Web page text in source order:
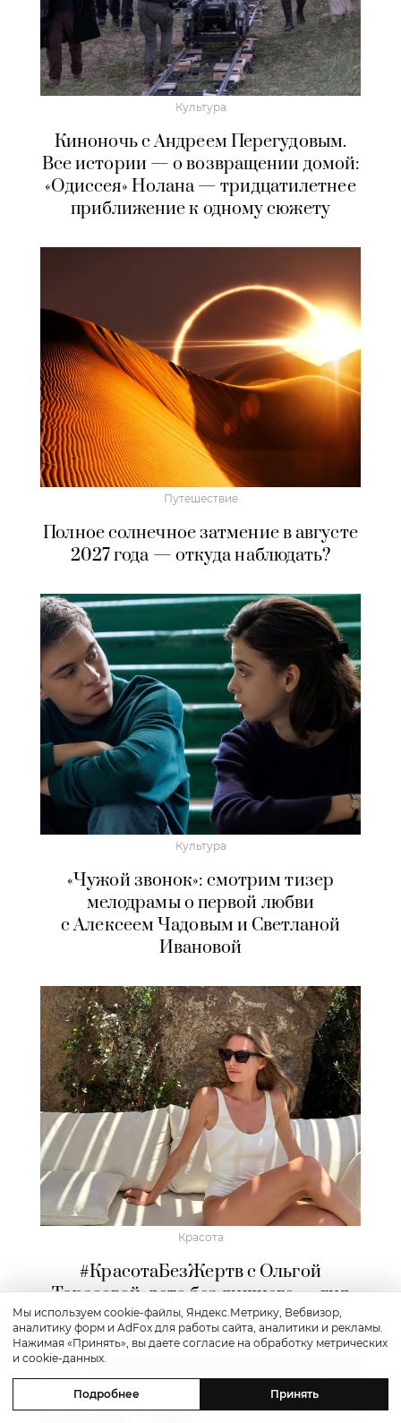
Культура
Киноночь с Андреем Перегудовым.
Все истории — о возвращении домой:
«Одиссея» Нолана — тридцатилетнее
приближение к одному сюжету
Путешествие
Полное солнечное затмение в августе
2027 года — откуда наблюдать?
Культура
«Чужой звонок»: смотрим тизер
мелодрамы о первой любви
с Алексеем Чадовым и Светланой
Ивановой
Красота
#КрасотаБезЖертв с Ольгой
Тарасовой: лето без лишнего — гид
по борьбе с отеками
Мы используем cookie-файлы, Яндекс.Метрику, Вебвизор,
аналитику форм и AdFox для работы сайта, аналитики и рекламы.
Нажимая «Принять», вы даете согласие на обработку метрических
и cookie-данных.
Подробнее Принять